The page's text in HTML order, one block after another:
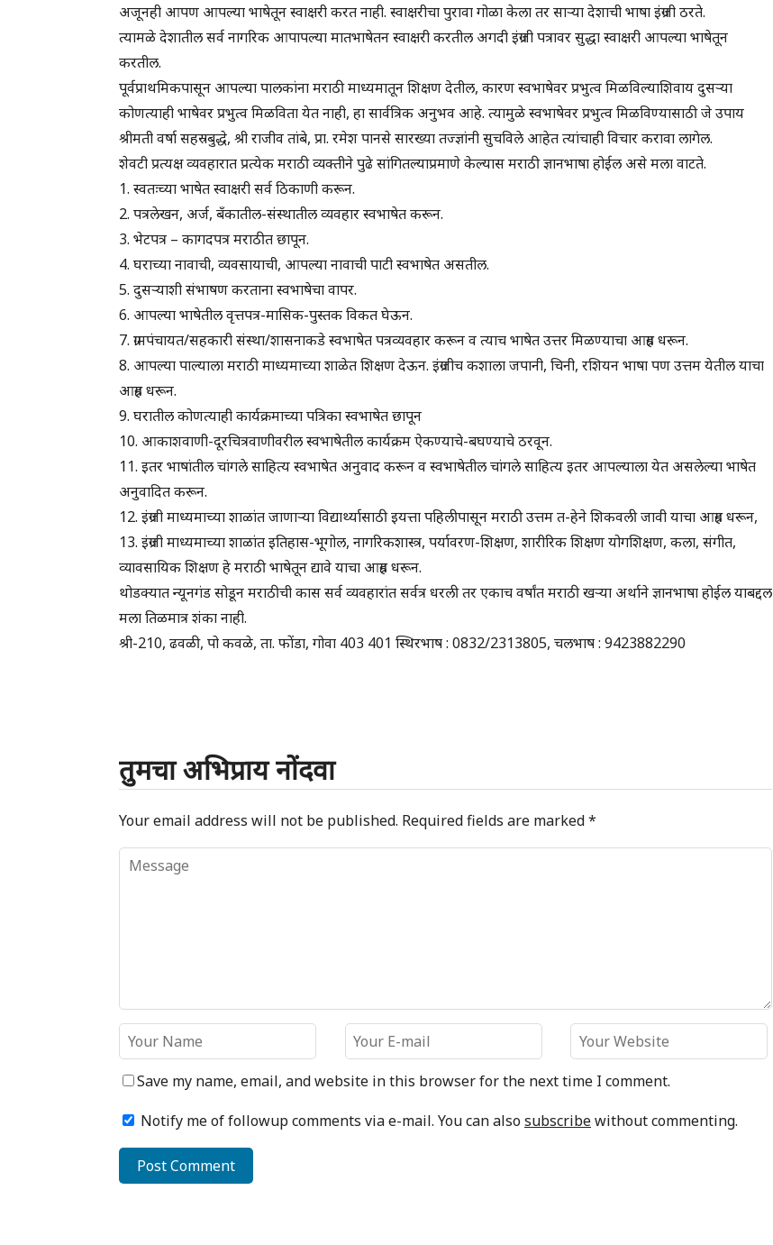
अजूनही आपण आपल्या भाषेतून स्वाक्षरी करत नाही. स्वाक्षरीचा पुरावा गोळा केला तर साऱ्या देशाची भाषा इंग्रजी ठरते.
त्यामळे देशातील सर्व नागरिक आपापल्या मातभाषेतन स्वाक्षरी करतील अगदी इंग्रजी पत्रावर सुद्धा स्वाक्षरी आपल्या भाषेतून
करतील.
पूर्वप्राथमिकपासून आपल्या पालकांना मराठी माध्यमातून शिक्षण देतील, कारण स्वभाषेवर प्रभुत्व मिळविल्याशिवाय दुसऱ्या
कोणत्याही भाषेवर प्रभुत्व मिळविता येत नाही, हा सार्वत्रिक अनुभव आहे. त्यामुळे स्वभाषेवर प्रभुत्व मिळविण्यासाठी जे उपाय
श्रीमती वर्षा सहस्रबुद्धे, श्री राजीव तांबे, प्रा. रमेश पानसे सारख्या तज्ज्ञांनी सुचविले आहेत त्यांचाही विचार करावा लागेल.
शेवटी प्रत्यक्ष व्यवहारात प्रत्येक मराठी व्यक्तीने पुढे सांगितल्याप्रमाणे केल्यास मराठी ज्ञानभाषा होईल असे मला वाटते.
1. स्वतःच्या भाषेत स्वाक्षरी सर्व ठिकाणी करून.
2. पत्रलेखन, अर्ज, बँकातील-संस्थातील व्यवहार स्वभाषेत करून.
3. भेटपत्र – कागदपत्र मराठीत छापून.
4. घराच्या नावाची, व्यवसायाची, आपल्या नावाची पाटी स्वभाषेत असतील.
5. दुसऱ्याशी संभाषण करताना स्वभाषेचा वापर.
6. आपल्या भाषेतील वृत्तपत्र-मासिक-पुस्तक विकत घेऊन.
7. ग्रामपंचायत/सहकारी संस्था/शासनाकडे स्वभाषेत पत्रव्यवहार करून व त्याच भाषेत उत्तर मिळण्याचा आग्रह धरून.
8. आपल्या पाल्याला मराठी माध्यमाच्या शाळेत शिक्षण देऊन. इंग्रजीच कशाला जपानी, चिनी, रशियन भाषा पण उत्तम येतील याचा
आग्रह धरून.
9. घरातील कोणत्याही कार्यक्रमाच्या पत्रिका स्वभाषेत छापून
10. आकाशवाणी-दूरचित्रवाणीवरील स्वभाषेतील कार्यक्रम ऐकण्याचे-बघण्याचे ठरवून.
11. इतर भाषांतील चांगले साहित्य स्वभाषेत अनुवाद करून व स्वभाषेतील चांगले साहित्य इतर आपल्याला येत असलेल्या भाषेत
अनुवादित करून.
12. इंग्रजी माध्यमाच्या शाळांत जाणाऱ्या विद्यार्थ्यासाठी इयत्ता पहिलीपासून मराठी उत्तम त-हेने शिकवली जावी याचा आग्रह धरून,
13. इंग्रजी माध्यमाच्या शाळांत इतिहास-भूगोल, नागरिकशास्त्र, पर्यावरण-शिक्षण, शारीरिक शिक्षण योगशिक्षण, कला, संगीत,
व्यावसायिक शिक्षण हे मराठी भाषेतून द्यावे याचा आग्रह धरून.
थोडक्यात न्यूनगंड सोडून मराठीची कास सर्व व्यवहारांत सर्वत्र धरली तर एकाच वर्षांत मराठी खऱ्या अर्थाने ज्ञानभाषा होईल याबद्दल
मला तिळमात्र शंका नाही.
श्री-210, ढवळी, पो कवळे, ता. फोंडा, गोवा 403 401 स्थिरभाष : 0832/2313805, चलभाष : 9423882290
तुमचा अभिप्राय नोंदवा
Your email address will not be published. Required fields are marked*
Save my name, email, and website in this browser for the next time I comment.
Notify me of followup comments via e-mail. You can alsosubscribewithout commenting.